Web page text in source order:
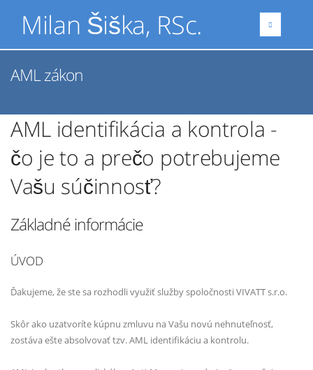
Milan Šiška, RSc.
AML zákon
AML identifikácia a kontrola -
čo je to a prečo potrebujeme
Vašu súčinnosť?
Základné informácie
ÚVOD
Ďakujeme, že ste sa rozhodli využiť služby spoločnosti VIVATT s.r.o.
Skôr ako uzatvoríte kúpnu zmluvu na Vašu novú nehnuteľnosť,
zostáva ešte absolvovať tzv. AML identifikáciu a kontrolu.